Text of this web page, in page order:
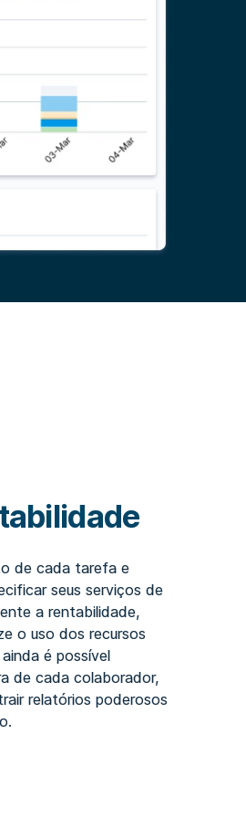
de cada tarefa e
seus serviços de
a rentabilidade,
o uso dos recursos
é possível
de cada colaborador,
relatórios poderosos